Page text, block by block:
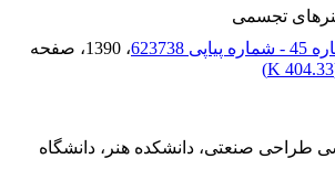
تجسمی
، 1390
، صفحه
404.33 K
)
طراحی صنعتی، دانشکده هنر، دانشگاه